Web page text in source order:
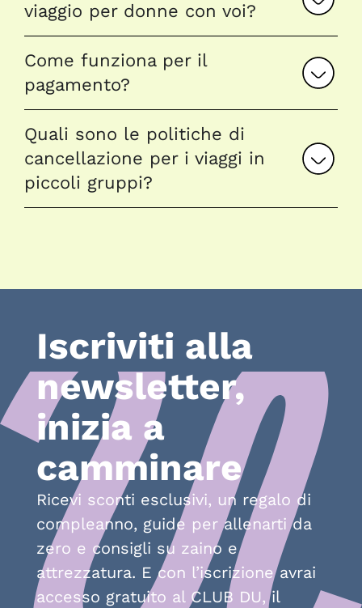
viaggio per donne con voi?
Come funziona per il
pagamento?
Quali sono le politiche di
cancellazione per i viaggi in
piccoli gruppi?
Iscriviti alla
newsletter,
inizia a
camminare
Ricevi sconti esclusivi, un regalo di
compleanno, guide per allenarti da
zero e consigli su zaino e
attrezzatura. E con l’iscrizione avrai
accesso gratuito al CLUB DU, il